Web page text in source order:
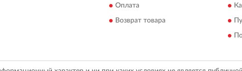
Оплата
Возврат товара